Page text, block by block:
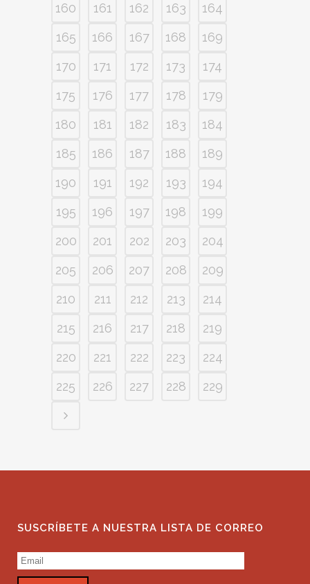
160
161 162 163
164
165
166 167 168
169
170
171 172 173
174
175
176 177 178
179
180
181 182 183
184
185
186 187 188
189
190
191 192 193
194
195
196 197 198
199
200
201 202 203
204
205
206 207 208
209
210
211 212 213
214
215
216 217 218
219
220
221 222 223
224
225
226 227 228 229
SUSCRÍBETE A NUESTRA LISTA DE CORREO